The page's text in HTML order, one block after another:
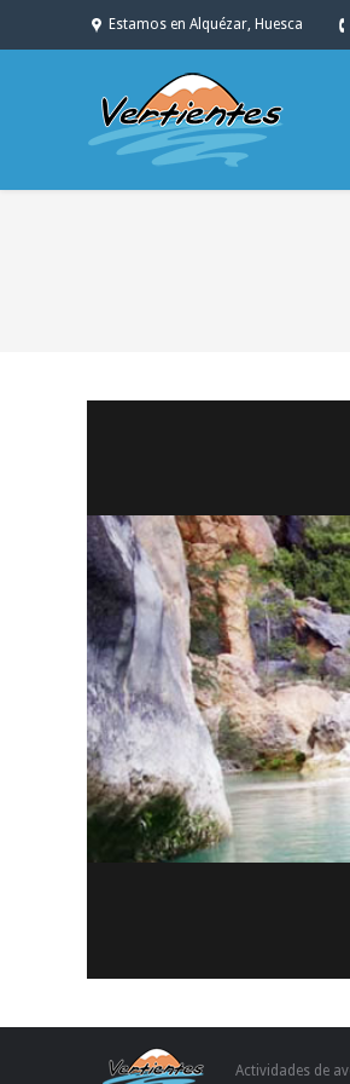
Estamos en Alquézar, Huesca
Actividades de